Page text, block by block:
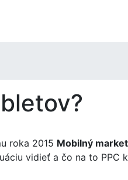
roka 2015 Mobilný
vidieť a čo na to PPC